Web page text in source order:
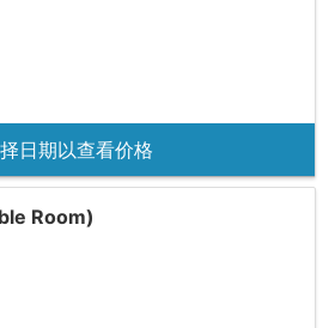
日期以查看价格
Room)